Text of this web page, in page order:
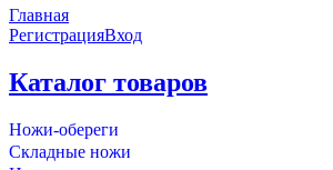
Главная
РегистрацияВход
Каталог товаров
Ножи-обереги
Складные ножи